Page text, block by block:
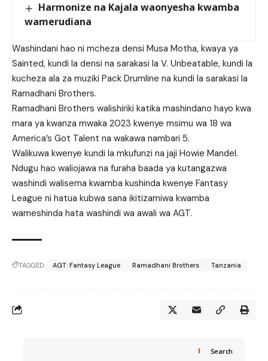
Harmonize na Kajala waonyesha kwamba
wamerudiana
Washindani hao ni mcheza densi Musa Motha, kwaya ya
Sainted, kundi la densi na sarakasi la V. Unbeatable, kundi la
kucheza ala za muziki Pack Drumline na kundi la sarakasi la
Ramadhani Brothers.
Ramadhani Brothers walishiriki katika mashindano hayo kwa
mara ya kwanza mwaka 2023 kwenye msimu wa 18 wa
America’s Got Talent na wakawa nambari 5.
Walikuwa kwenye kundi la mkufunzi na jaji Howie Mandel.
Ndugu hao waliojawa na furaha baada ya kutangazwa
washindi walisema kwamba kushinda kwenye Fantasy
League ni hatua kubwa sana ikitizamiwa kwamba
wameshinda hata washindi wa awali wa AGT.
TAGGED: AGT: Fantasy League Ramadhani Brothers Tanzania
Search